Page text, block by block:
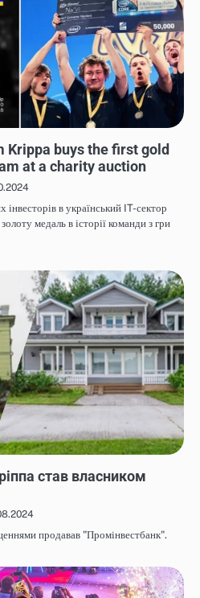
Krippa buys the first gold
at a charity auction
в український IT-сектор
медаль в історії команди з гри
став власником
продавав "Промінвестбанк".